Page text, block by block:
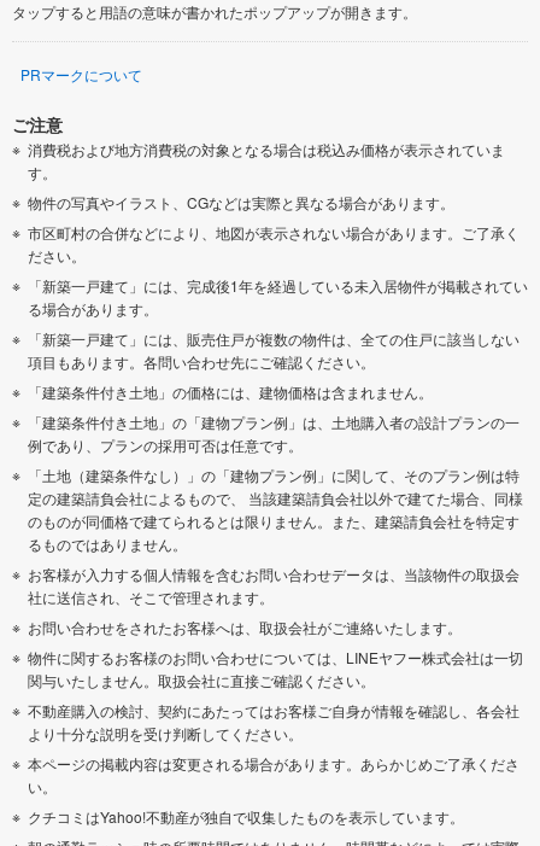
タップすると用語の意味が書かれたポップアップが開きます。
PRマークについて
ご注意
消費税および地方消費税の対象となる場合は税込み価格が表示されていま
す。
物件の写真やイラスト、CGなどは実際と異なる場合があります。
市区町村の合併などにより、地図が表示されない場合があります。ご了承く
ださい。
「新築一戸建て」には、完成後1年を経過している未入居物件が掲載されてい
る場合があります。
「新築一戸建て」には、販売住戸が複数の物件は、全ての住戸に該当しない
項目もあります。各問い合わせ先にご確認ください。
「建築条件付き土地」の価格には、建物価格は含まれません。
「建築条件付き土地」の「建物プラン例」は、土地購入者の設計プランの一
例であり、プランの採用可否は任意です。
「土地（建築条件なし）」の「建物プラン例」に関して、そのプラン例は特
定の建築請負会社によるもので、 当該建築請負会社以外で建てた場合、同様
のものが同価格で建てられるとは限りません。また、建築請負会社を特定す
るものではありません。
お客様が入力する個人情報を含むお問い合わせデータは、当該物件の取扱会
社に送信され、そこで管理されます。
お問い合わせをされたお客様へは、取扱会社がご連絡いたします。
物件に関するお客様のお問い合わせについては、LINEヤフー株式会社は一切
関与いたしません。取扱会社に直接ご確認ください。
不動産購入の検討、契約にあたってはお客様ご自身が情報を確認し、各会社
より十分な説明を受け判断してください。
本ページの掲載内容は変更される場合があります。あらかじめご了承くださ
い。
クチコミはYahoo!不動産が独自で収集したものを表示しています。